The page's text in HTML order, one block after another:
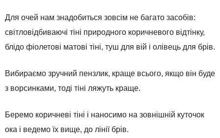
Для очей нам знадобиться зовсім не багато засобів:
світловідбиваючі тіні природного коричневого відтінку,
блідо фіолетові матові тіні, туш для вій і олівець для брів.
Вибираємо зручний пензлик, краще всього, якщо він буде
з ворсинками, тоді тіні ляжуть краще.
Беремо коричневі тіні і наносимо на зовнішній куточок
ока і ведемо їх вище, до лінії брів.